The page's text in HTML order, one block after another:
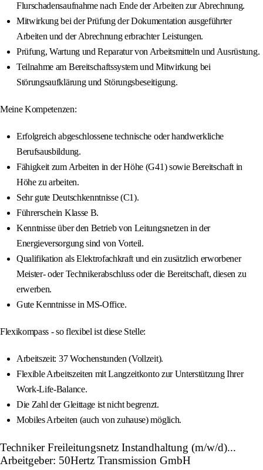
Flurschadensaufnahme nach Ende der Arbeiten zur Abrechnung.
Mitwirkung bei der Prüfung der Dokumentation ausgeführter
Arbeiten und der Abrechnung erbrachter Leistungen.
Prüfung, Wartung und Reparatur von Arbeitsmitteln und Ausrüstung.
Teilnahme am Bereitschaftssystem und Mitwirkung bei
Störungsaufklärung und Störungsbeseitigung.
Meine Kompetenzen:
Erfolgreich abgeschlossene technische oder handwerkliche
Berufsausbildung.
Fähigkeit zum Arbeiten in der Höhe (G41) sowie Bereitschaft in
Höhe zu arbeiten.
Sehr gute Deutschkenntnisse (C1).
Führerschein Klasse B.
Kenntnisse über den Betrieb von Leitungsnetzen in der
Energieversorgung sind von Vorteil.
Qualifikation als Elektrofachkraft und ein zusätzlich erworbener
Meister- oder Technikerabschluss oder die Bereitschaft, diesen zu
erwerben.
Gute Kenntnisse in MS-Office.
Flexikompass - so flexibel ist diese Stelle:
Arbeitszeit: 37 Wochenstunden (Vollzeit).
Flexible Arbeitszeiten mit Langzeitkonto zur Unterstützung Ihrer
Work-Life-Balance.
Die Zahl der Gleittage ist nicht begrenzt.
Mobiles Arbeiten (auch von zuhause) möglich.
Techniker Freileitungsnetz Instandhaltung (m/w/d)...
Arbeitgeber: 50Hertz Transmission GmbH